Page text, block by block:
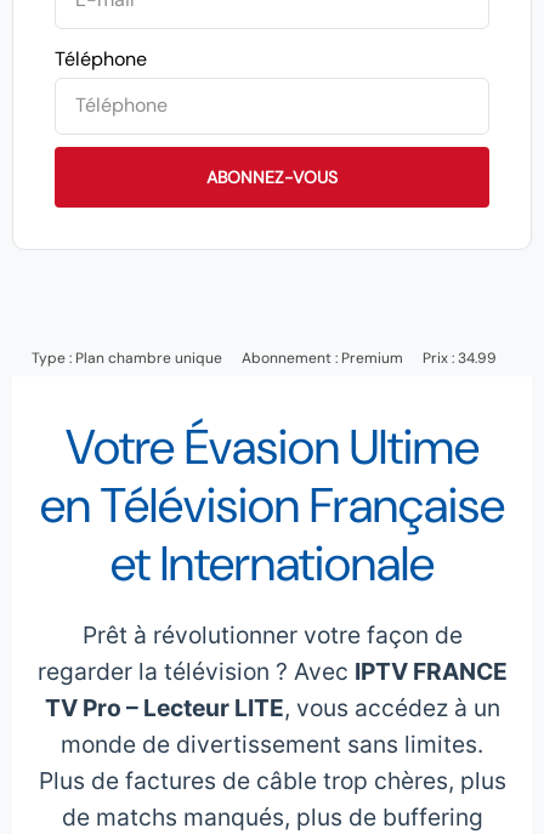
Téléphone
ABONNEZ-VOUS
Type : Plan chambre unique Abonnement : Premium Prix : 34.99
Votre Évasion Ultime
en Télévision Française
et Internationale
Prêt à révolutionner votre façon de
regarder la télévision ? Avec IPTV FRANCE
TV Pro – Lecteur LITE, vous accédez à un
monde de divertissement sans limites.
Plus de factures de câble trop chères, plus
de matchs manqués, plus de buffering